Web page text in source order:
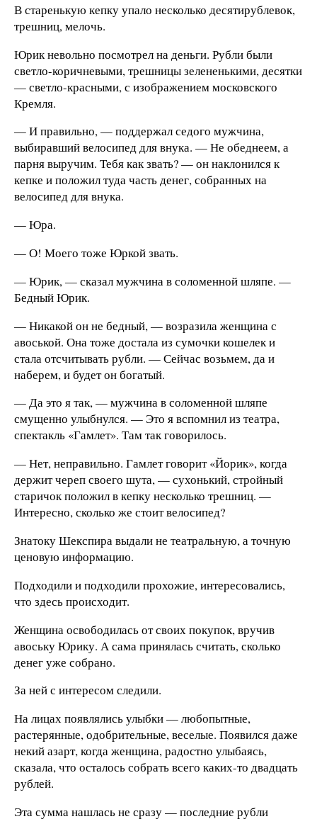
В старенькую кепку упало несколько десятирублевок,
трешниц, мелочь.
Юрик невольно посмотрел на деньги. Рубли были
светло-коричневыми, трешницы зелененькими, десятки
— светло-красными, с изображением московского
Кремля.
— И правильно, — поддержал седого мужчина,
выбиравший велосипед для внука. — Не обеднеем, а
парня выручим. Тебя как звать? — он наклонился к
кепке и положил туда часть денег, собранных на
велосипед для внука.
— Юра.
— О! Моего тоже Юркой звать.
— Юрик, — сказал мужчина в соломенной шляпе. —
Бедный Юрик.
— Никакой он не бедный, — возразила женщина с
авоськой. Она тоже достала из сумочки кошелек и
стала отсчитывать рубли. — Сейчас возьмем, да и
наберем, и будет он богатый.
— Да это я так, — мужчина в соломенной шляпе
смущенно улыбнулся. — Это я вспомнил из театра,
спектакль «Гамлет». Там так говорилось.
— Нет, неправильно. Гамлет говорит «Йорик», когда
держит череп своего шута, — сухонький, стройный
старичок положил в кепку несколько трешниц. —
Интересно, сколько же стоит велосипед?
Знатоку Шекспира выдали не театральную, а точную
ценовую информацию.
Подходили и подходили прохожие, интересовались,
что здесь происходит.
Женщина освободилась от своих покупок, вручив
авоську Юрику. А сама принялась считать, сколько
денег уже собрано.
За ней с интересом следили.
На лицах появлялись улыбки — любопытные,
растерянные, одобрительные, веселые. Появился даже
некий азарт, когда женщина, радостно улыбаясь,
сказала, что осталось собрать всего каких-то двадцать
рублей.
Эта сумма нашлась не сразу — последние рубли